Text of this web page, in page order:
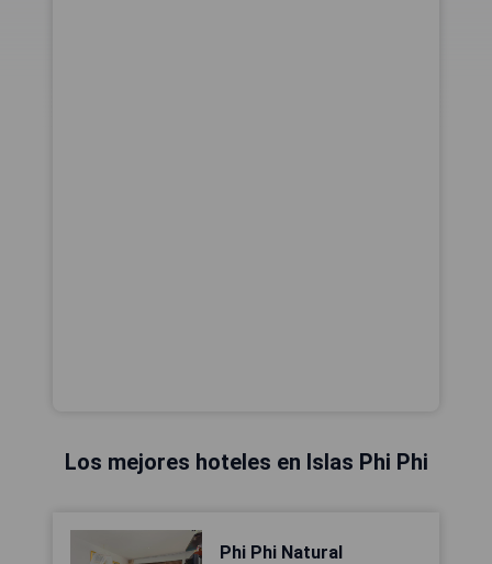
Los mejores hoteles en Islas Phi Phi
Phi Phi Natural